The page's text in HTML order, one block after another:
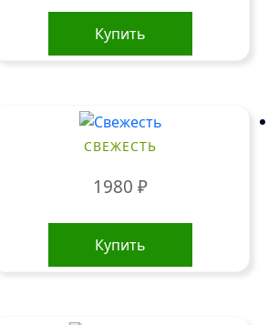
Купить
СВЕЖЕСТЬ
1980 ₽
Купить